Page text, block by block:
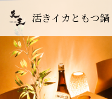
活きイカともつ